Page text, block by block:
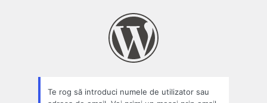
Te rog să introduci numele de utilizator sau